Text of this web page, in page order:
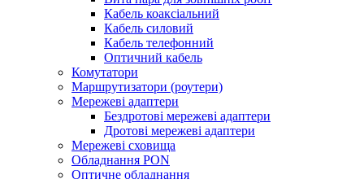
Кабель коаксіальний
Кабель силовий
Кабель телефонний
Оптичний кабель
Комутатори
Маршрутизатори (роутери)
Мережеві адаптери
Бездротові мережеві адаптери
Дротові мережеві адаптери
Мережеві сховища
Обладнання PON
Оптичне обладнання